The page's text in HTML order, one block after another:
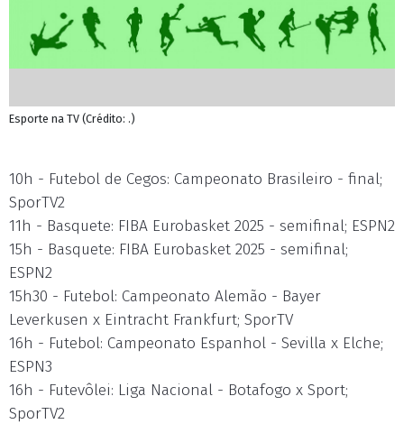
Esporte na TV (Crédito: .)
10h - Futebol de Cegos: Campeonato Brasileiro - final;
SporTV2
11h - Basquete: FIBA Eurobasket 2025 - semifinal; ESPN2
15h - Basquete: FIBA Eurobasket 2025 - semifinal;
ESPN2
15h30 - Futebol: Campeonato Alemão - Bayer
Leverkusen x Eintracht Frankfurt; SporTV
16h - Futebol: Campeonato Espanhol - Sevilla x Elche;
ESPN3
16h - Futevôlei: Liga Nacional - Botafogo x Sport;
SporTV2